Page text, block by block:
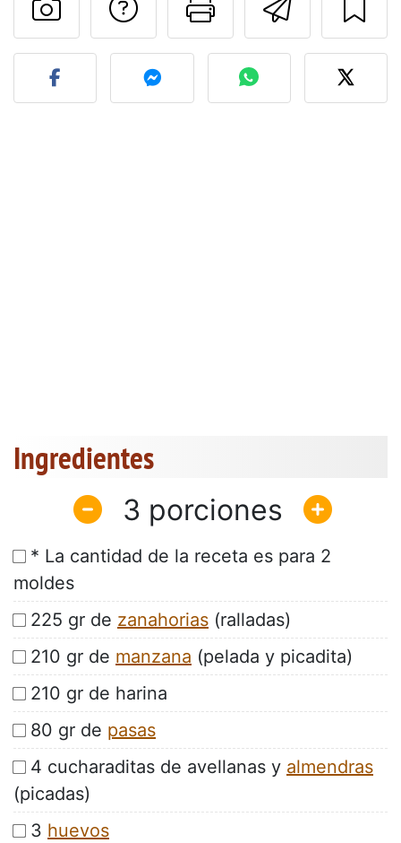
Imprimir
Preguntar al autor
Publicar la foto de esta
Ingredientes
3
* La cantidad de la receta es para 2
moldes
225 gr de zanahorias (ralladas)
210 gr de manzana (pelada y picadita)
210 gr de harina
80 gr de pasas
4 cucharaditas de avellanas y almendras
(picadas)
3 huevos